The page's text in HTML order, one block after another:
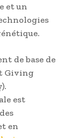
et un
de base de
Giving
est
en